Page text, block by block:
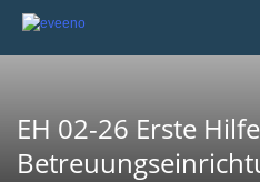
EH 02-26 Erste